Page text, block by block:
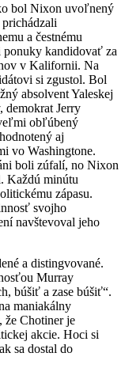
bol Nixon uvoľnený
a čestnému
kandidovať za
v Kalifornii. Na
si zgustol. Bol
absolvent Yaleskej
demokrat Jerry
obľúbený
aj
vo Washingtone.
boli zúfalí, no Nixon
Každú minútu
zápasu.
svojho
navštevoval jeho
a distingvované.
Murray
búšiť a zase búšiť“.
maniakálny
že Chotiner je
akcie. Hoci si
sa dostal do